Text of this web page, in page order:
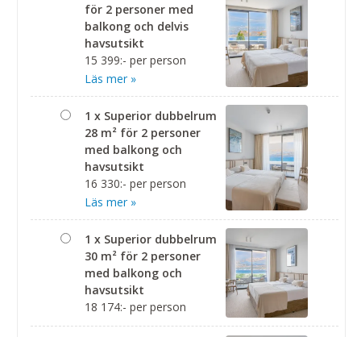
för 2 personer med
balkong och delvis
havsutsikt
15 399:- per person
Läs mer »
1 x Superior dubbelrum
28 m² för 2 personer
med balkong och
havsutsikt
16 330:- per person
Läs mer »
1 x Superior dubbelrum
30 m² för 2 personer
med balkong och
havsutsikt
18 174:- per person